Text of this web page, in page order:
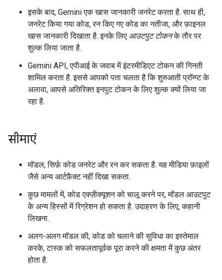
इसके बाद, Gemini एक खास जानकारी जनरेट करता है. साथ ही,
जनरेट किया गया कोड, रन किए गए कोड का नतीजा, और फ़ाइनल
खास जानकारी दिखाता है. इनके लिए आउटपुट टोकनके तौर पर
शुल्क लिया जाता है.
Gemini API, एपीआई के जवाब में इंटरमीडिएट टोकन की गिनती
शामिल करता है. इससे आपको पता चलता है कि शुरुआती प्रॉम्प्ट के
अलावा, आपसे अतिरिक्त इनपुट टोकन के लिए शुल्क क्यों लिया जा
रहा है.
सीमाएं
मॉडल, सिर्फ़ कोड जनरेट और रन कर सकता है. यह मीडिया फ़ाइलों
जैसे अन्य आर्टफ़ैक्ट नहीं दिखा सकता.
कुछ मामलों में, कोड एक्ज़ीक्यूशन को चालू करने पर, मॉडल आउटपुट
के अन्य हिस्सों में रिग्रेशन हो सकता है. उदाहरण के लिए, कहानी
लिखना.
अलग-अलग मॉडल की, कोड को चलाने की सुविधा का इस्तेमाल
करके, टास्क को सफलतापूर्वक पूरा करने की क्षमता में कुछ अंतर
होता है.